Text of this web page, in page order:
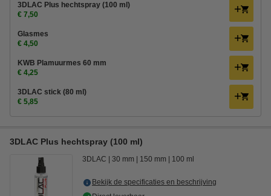
3DLAC Plus hechtspray (100 ml)
€ 7,50
Glasmes
€ 4,50
KWB Plamuurmes 60 mm
€ 4,25
3DLAC stick (80 ml)
€ 5,85
3DLAC Plus hechtspray (100 ml)
3DLAC 30 mm 150 mm 100 ml
Bekijk de specificaties en beschrijving